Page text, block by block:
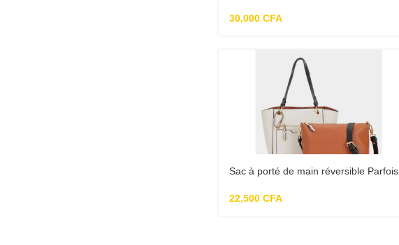
30,000 CFA
Sac à porté de main réversible Parfois
22,500 CFA